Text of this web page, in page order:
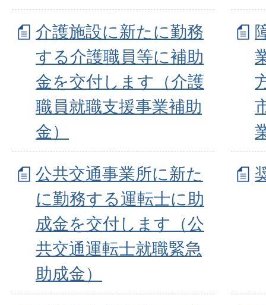
介護施設に新たに勤務
する介護職員等に補助
金を交付します（介護
職員就職支援事業補助
金）
公共交通事業所に新た
に勤務する運転士に助
成金を交付します（公
共交通運転士就職緊急
助成金）